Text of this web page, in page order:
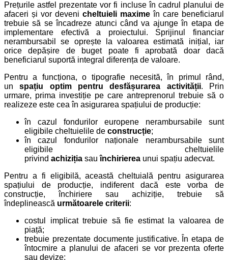
Prețurile astfel prezentate vor fi incluse în cadrul planului de
afaceri și vor deveni cheltuieli maxime în care beneficiarul
trebuie să se încadreze atunci când va ajunge în etapa de
implementare efectivă a proiectului. Sprijinul financiar
nerambursabil se oprește la valoarea estimată inițial, iar
orice depășire de buget poate fi aprobată doar dacă
beneficiarul suportă integral diferența de valoare.
Pentru a funcționa, o tipografie necesită, în primul rând,
unspațiu optim pentru desfășurarea activității. Prin
urmare, prima investiție pe care antreprenorul trebuie să o
realizeze este cea în asigurarea spațiului de producție:
în cazul fondurilor europene nerambursabile sunt
eligibile cheltuielile de construcție;
în cazul fondurilor naționale nerambursabile sunt
eligibile cheltuielile
privind achiziția sauînchirierea unui spațiu adecvat.
Pentru a fi eligibilă, această cheltuială pentru asigurarea
spațiului de producție, indiferent dacă este vorba de
construcție, închiriere sau achiziție, trebuie să
îndeplinească următoarele criterii:
costul implicat trebuie să fie estimat la valoarea de
piață;
trebuie prezentate documente justificative. În etapa de
întocmire a planului de afaceri se vor prezenta oferte
sau devize;